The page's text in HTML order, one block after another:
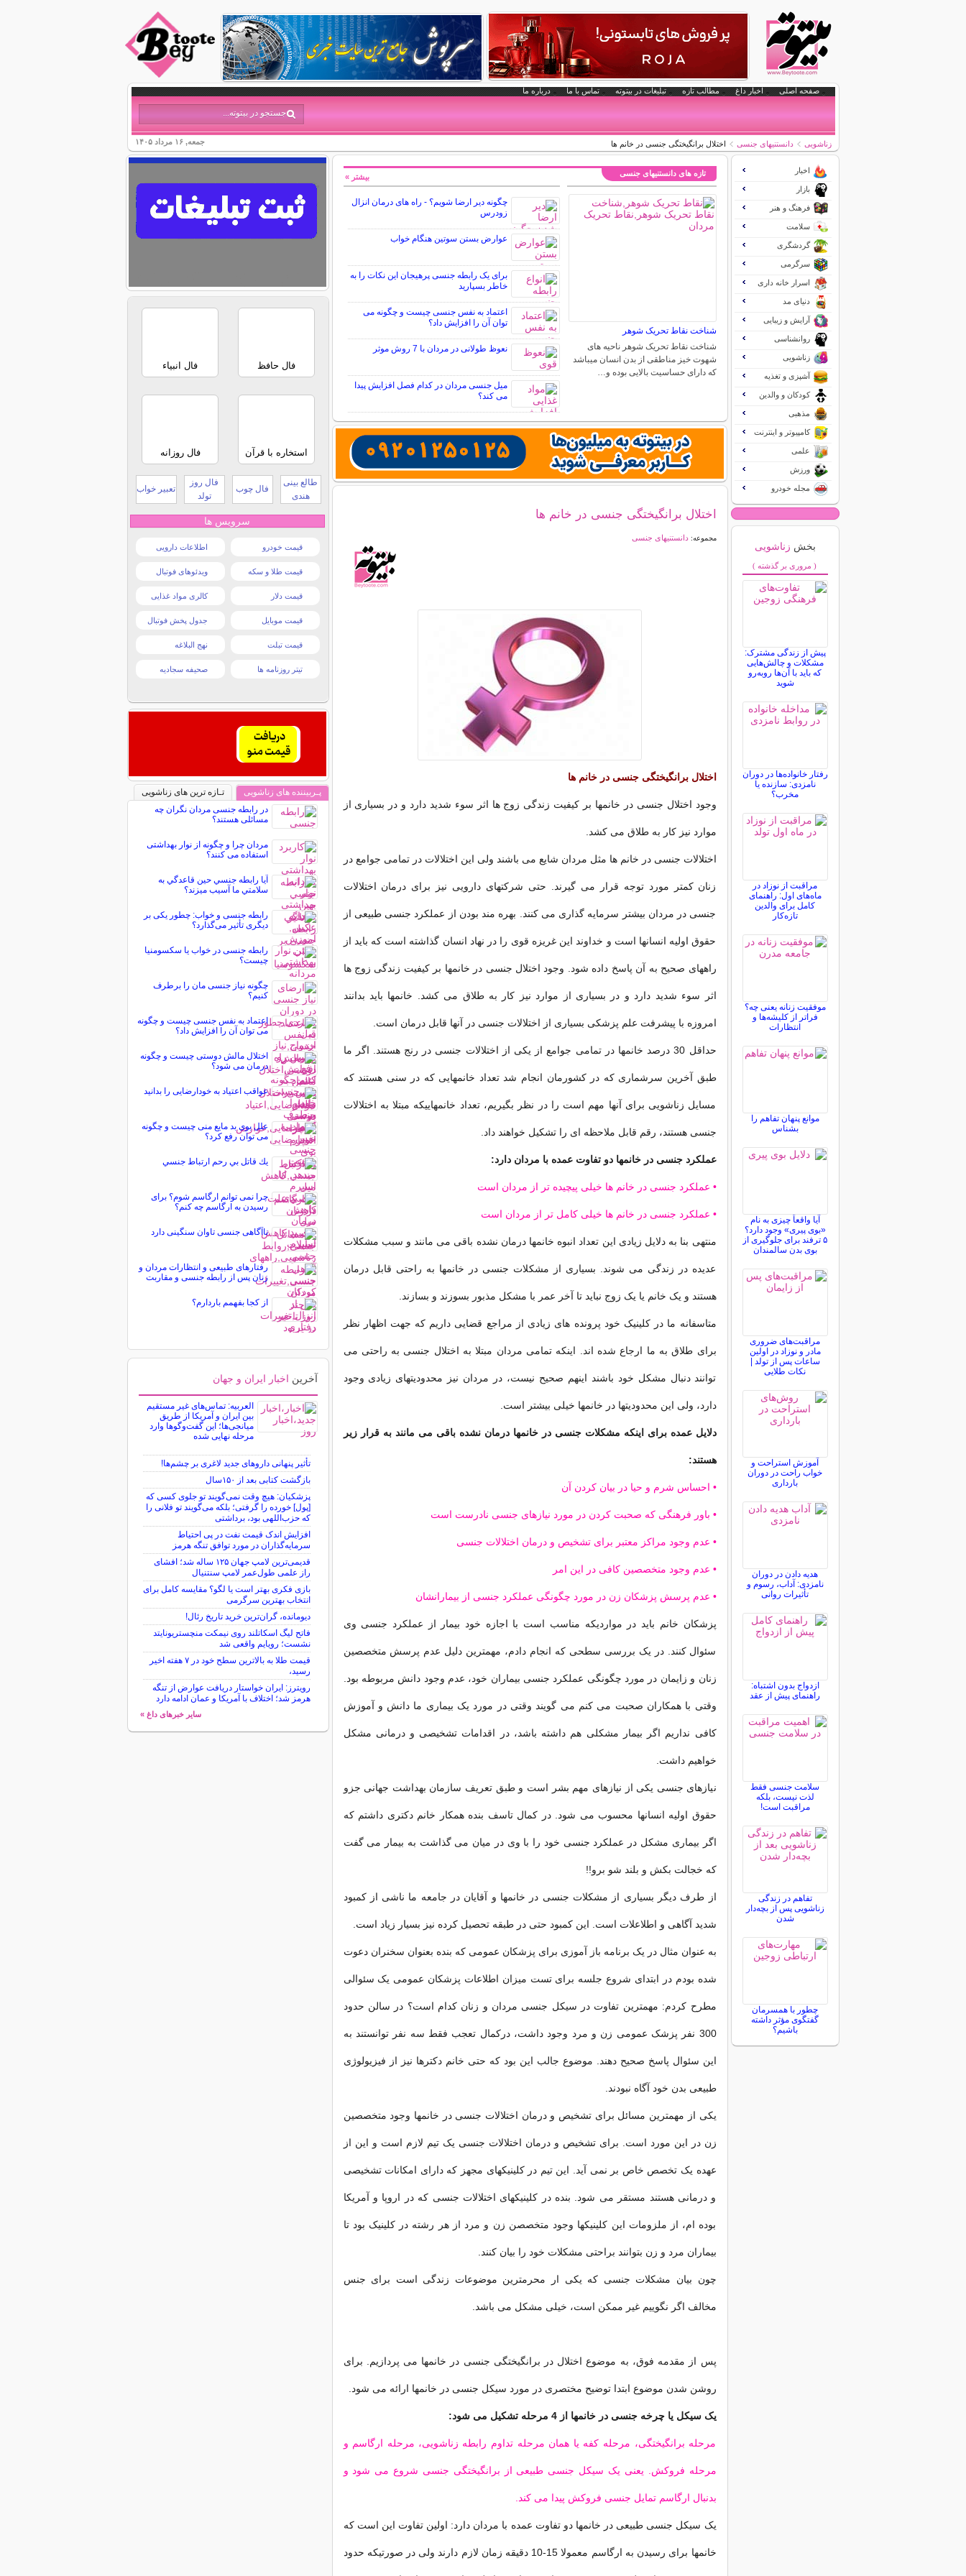
صفحه اصلی اخبار داغ مطالب تازه تبلیغات در بیتوته تماس با ما درباره ما
جمعه, ۱۶ مرداد ۱۴۰۵ زناشویی دانستنیهای جنسی اختلال برانگیختگی جنسی در خانم ها
تازه های دانستنیهای جنسی
شناخت نقاط تحریک شوهر
شناخت نقاط تحریک شوهر ناحیه های
شهوت خیز مناطقی از بدن انسان میباشد
که دارای حساسیت بالایی بوده و…
چگونه دیر ارضا شویم؟ - راه های درمان انزال
زودرس
عوارض بستن سوتین هنگام خواب
برای یک رابطه جنسی پرهیجان این نکات را به
خاطر بسپارید
اعتماد به نفس جنسی چیست و چگونه می
توان آن را افزایش داد؟
نعوظ طولانی در مردان با 7 روش موثر
میل جنسی مردان در کدام فصل افزایش پیدا
می کند؟
بیشتر »
اختلال برانگیختگی جنسی در خانم ها
مجموعه:دانستنیهای جنسی
اختلال برانگیختگی جنسی در خانم ها
وجود اختلال جنسی در خانمها بر کیفیت زندگی زوج ها اثر سوء شدید دارد و در بسیاری از
موارد نیز کار به طلاق می کشد.
اختلالات جنسی در خانم ها مثل مردان شایع می باشند ولی این اختلالات در تمامی جوامع در
زنان کمتر مورد توجه قرار می گیرند. حتی شرکتهای دارویی نیز برای درمان اختلالات
جنسی در مردان بیشتر سرمایه گذاری می کنند. بهره مند بودن از عملکرد جنسی طبیعی از
حقوق اولیه انسانها است و خداوند این غریزه قوی را در نهاد انسان گذاشته است که باید از
راههای صحیح به آن پاسخ داده شود. وجود اختلال جنسی در خانمها بر کیفیت زندگی زوج ها
اثر سوء شدید دارد و در بسیاری از موارد نیز کار به طلاق می کشد. خانمها باید بدانند
امروزه با پیشرفت علم پزشکی بسیاری از اختلالات جنسی در آنها قابل درمان است.
حداقل 30 درصد خانمها در تمامی جوامع از یکی از اختلالات جنسی در رنج هستند. اگر ما
طبق آخرین سرشماری که در کشورمان انجام شد تعداد خانمهایی که در سنی هستند که
مسایل زناشویی برای آنها مهم است را در نظر بگیریم، تعداد خانمهاییکه مبتلا به اختلالات
جنسی هستند، رقم قابل ملاحظه ای را تشکیل خواهند داد.
عملکرد جنسی در خانمها دو تفاوت عمده با مردان دارد:
• عملکرد جنسی در خانم ها خیلی پیچیده تر از مردان است
• عملکرد جنسی در خانم ها خیلی کامل تر از مردان است
منتهی بنا به دلایل زیادی این تعداد انبوه خانمها درمان نشده باقی می مانند و سبب مشکلات
عدیده در زندگی می شوند. بسیاری از مشکلات جنسی در خانمها به راحتی قابل درمان
هستند و یک خانم یا یک زوج نباید تا آخر عمر با مشکل مذبور بسوزند و بسازند.
متاسفانه ما در کلینیک خود پرونده های زیادی از مراجع قضایی داریم که جهت اظهار نظر
برای طلاق به ما ارجاع شده اند. اینکه تمامی مردان مبتلا به اختلال جنسی به راحتی می
توانند دنبال مشکل خود باشند اینهم صحیح نیست، در مردان نیز محدودیتهای زیادی وجود
دارد، ولی این محدودیتها در خانمها خیلی بیشتر است.
دلایل عمده برای اینکه مشکلات جنسی در خانمها درمان نشده باقی می مانند به قرار زیر
هستند:
• احساس شرم و حیا در بیان کردن آن
• باور فرهنگی که صحبت کردن در مورد نیازهای جنسی نادرست است
• عدم وجود مراکز معتبر برای تشخیص و درمان اختلالات جنسی
• عدم وجود متخصصین کافی در این امر
• عدم پرسش پزشکان زن در مورد چگونگی عملکرد جنسی از بیمارانشان
پزشکان خانم باید در مواردیکه مناسب است با اجازه خود بیمار از عملکرد جنسی وی
سئوال کنند. در یک بررسی سطحی که انجام دادم، مهمترین دلیل عدم پرسش متخصصین
زنان و زایمان در مورد چگونگی عملکرد جنسی بیماران خود، عدم وجود دانش مربوطه بود.
وقتی با همکاران صحبت می کنم می گویند وقتی در مورد یک بیماری ما دانش و آموزش
کافی نداریم اگر بیمار مشکلی هم داشته باشد، در اقدامات تشخیصی و درمانی مشکل
خواهیم داشت.
نیازهای جنسی یکی از نیازهای مهم بشر است و طبق تعریف سازمان بهداشت جهانی جزو
حقوق اولیه انسانها محسوب می شود. در کمال تاسف بنده همکار خانم دکتری داشتم که
اگر بیماری مشکل در عملکرد جنسی خود را با وی در میان می گذاشت به بیمار می گفت
که خجالت بکش و بلند شو برو!!
از طرف دیگر بسیاری از مشکلات جنسی در خانمها و آقایان در جامعه ما ناشی از کمبود
شدید آگاهی و اطلاعلات است. این کمبود حتی در طبقه تحصیل کرده نیز بسیار زیاد است.
به عنوان مثال در یک برنامه باز آموزی برای پزشکان عمومی که بنده بعنوان سخنران دعوت
شده بودم در ابتدای شروع جلسه برای تست میزان اطلاعات پزشکان عمومی یک سئوالی
مطرح کردم: مهمترین تفاوت در سیکل جنسی مردان و زنان کدام است؟ در سالن حدود
300 نفر پزشک عمومی زن و مرد وجود داشت، درکمال تعجب فقط سه نفر توانستند به
این سئوال پاسخ صحیح دهند. موضوع جالب این بود که حتی خانم دکترها نیز از فیزیولوژی
طبیعی بدن خود آگاه نبودند.
یکی از مهمترین مسائل برای تشخیص و درمان اختلالات جنسی در خانمها وجود متخصصین
زن در این مورد است. برای تشخیص و درمان اختلالات جنسی یک تیم لازم است و این از
عهده یک تخصص خاص بر نمی آید. این تیم در کلینیکهای مجهز که دارای امکانات تشخیصی
و درمانی هستند مستقر می شود. بنده در کلینیکهای اختلالات جنسی که در اروپا و آمریکا
بوده ام، از ملزومات این کلینیکها وجود متخصصن زن و مرد از هر رشته در کلینیک بود تا
بیماران مرد و زن بتوانند براحتی مشکلات خود را بیان کنند.
چون بیان مشکلات جنسی که یکی ار محرمترین موضوعات زندگی است برای جنس
مخالف اگر نگوییم غیر ممکن است، خیلی مشکل می باشد.
پس از مقدمه فوق، به موضوع اختلال در برانگیختگی جنسی در خانمها می پردازیم. برای
روشن شدن موضوع ابتدا توضیح مختصری در مورد سیکل جنسی در خانمها ارائه می شود.
یک سیکل یا چرخه جنسی در خانمها از 4 مرحله تشکیل می شود:
مرحله برانگیختگی، مرحله کفه یا همان مرحله تداوم رابطه زناشویی، مرحله ارگاسم و
مرحله فروکش. یعنی یک سیکل جنسی طبیعی از برانگیختگی جنسی شروع می شود و
بدنبال ارگاسم تمایل جنسی فروکش پیدا می کند.
یک سیکل جنسی طبیعی در خانمها دو تفاوت عمده با مردان دارد: اولین تفاوت این است که
خانمها برای رسیدن به ارگاسم معمولا 15-10 دقیقه زمان لازم دارند ولی در صورتیکه حدود
اخبار
بازار
فرهنگ و هنر
سلامت
گردشگری
سرگرمی
اسرار خانه داری
دنیای مد
آرایش و زیبایی
روانشناسی
زناشویی
آشپزی و تغذیه
کودکان و والدین
مذهبی
کامپیوتر و اینترنت
علمی
ورزش
مجله خودرو
بخش زناشویی
( مروری بر گذشته )
پیش از زندگی مشترک:
مشکلات و چالش‌هایی
که باید با آن‌ها روبه‌رو
شوید
رفتار خانواده‌ها در دوران
نامزدی: سازنده یا
مخرب؟
مراقبت از نوزاد در
ماه‌های اول: راهنمای
کامل برای والدین
تازه‌کار
موفقیت زنانه یعنی چه؟
فراتر از کلیشه‌ها و
انتظارات
موانع پنهان تفاهم را
بشناس
آیا واقعاً چیزی به نام
«بوی پیری» وجود دارد؟
۵ ترفند برای جلوگیری از
بوی بدن سالمندان
مراقبت‌های ضروری
مادر و نوزاد در اولین
ساعات پس از تولد |
نکات طلایی
آموزش استراحت و
خواب راحت در دوران
بارداری
هدیه دادن در دوران
نامزدی: آداب، رسوم و
تأثیرات روانی
ازدواج بدون اشتباه:
راهنمای پیش از عقد
سلامت جنسی فقط
لذت نیست، بلکه
مراقبت است!
تفاهم در زندگی
زناشویی پس از بچه‌دار
شدن
چطور با همسرمان
گفتگوی مؤثر داشته
باشیم؟
فال حافظ فال انبیاء
استخاره با قرآن فال روزانه
طالع بینی
هندی
فال چوب
فال روز
تولد
تعبیر خواب
سرویس ها
قیمت خودرو اطلاعات دارویی
قیمت طلا و سکه ویدئوهای فوتبال
قیمت دلار کالری مواد غذایی
قیمت موبایل جدول پخش فوتبال
قیمت تبلت نهج البلاغه
تیتر روزنامه ها صحیفه سجادیه
پـربیننده های زناشویی
تـازه ترین های زناشویی
در رابطه جنسی مردان نگران چه
مسائلی هستند؟
مردان چرا و چگونه از نوار بهداشتی
استفاده می کنند؟
آيا رابطه جنسي حين قاعدگي به
سلامتي ما آسيب ميزند؟
رابطه جنسی و خواب: چطور یکی بر
دیگری تأثیر می‌گذارد؟
رابطه جنسی در خواب یا سکسومنیا
چیست؟
چگونه نیاز جنسی مان را برطرف
کنیم؟
اعتماد به نفس جنسی چیست و چگونه
می توان آن را افزایش داد؟
اختلال مالش دوستی چیست و چگونه
درمان می شود؟
عواقب اعتیاد به خودارضایی را بدانید
علل بوی بد مایع منی چیست و چگونه
می توان رفع کرد؟
يك قاتل بي رحم ارتباط جنسي
چرا نمی توانم ارگاسم شوم؟ برای
رسیدن به ارگاسم چه کنم؟
ناآگاهی جنسی تاوان سنگینی دارد
رفتارهای طبیعی و انتظارات مردان و
زنان پس از رابطه جنسی و مقاربت
از کجا بفهمم باردارم؟
آخرین اخبار ایران و جهان
العربیه: تماس‌های غیر مستقیم
بین ایران و آمریکا از طریق
میانجی‌ها؛ این گفت‌و‌گو‌ها وارد
مرحله نهایی شده
تأثیر پنهانی داروهای جدید لاغری بر چشم‌ها!
بازگشت کتابی بعد از ۱۵۰سال
پزشکیان: هیچ وقت نمی‌گویند تو جلوی کسی که
[پول] خورده را گرفتی؛ بلکه می‌گویند تو فلانی را
که حزب‌اللهی بود، برداشتی
افزایش اندک قیمت نفت در پی احتیاط
سرمایه‌گذاران در مورد توافق تنگه هرمز
قدیمی‌ترین لامپ جهان ۱۲۵ ساله شد؛ افشای
راز علمی طول‌عمر لامپ سنتنیال
بازی فکری بهتر است یا لگو؟ مقایسه کامل برای
انتخاب بهترین سرگرمی
دیومانده، گران‌ترین خرید تاریخ رئال!
فاتح لیگ اسکاتلند روی نیمکت منچستریونایتد
نشست؛ رویایم واقعی شد
قیمت طلا به بالاترین سطح خود در ۷ هفته اخیر
رسید،
رویترز: ایران خواستار دریافت عوارض از تنگه
هرمز شد؛ اختلاف با آمریکا و عمان ادامه دارد
سایر خبرهای داغ »